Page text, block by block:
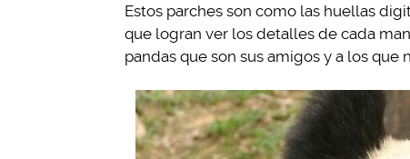
Estos parches son como las huellas
que logran ver los detalles de cada
pandas que son sus amigos y a los que